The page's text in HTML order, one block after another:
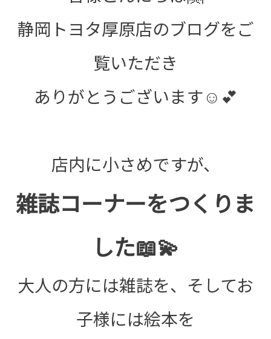
静岡トヨタ厚原店のブログをご
覧いただき
ありがとうございます☺️💕
店内に小さめですが、
雑誌コーナーをつくりま
した📖💫
大人の方には雑誌を、そしてお
子様には絵本を